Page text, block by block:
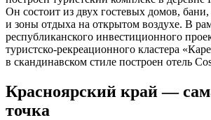
Он состоит из двух гостевых домов,
и зоны отдыха на открытом воздухе. В
республиканского инвестиционного
туристско-рекреационного кластера
в скандинавском стиле построен отель
Красноярский край —
точка